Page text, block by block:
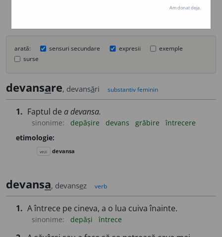
arată: sensuri secundare expresii
exemple
surse
devansare, devansări substantiv feminin
1. Faptul de a devansa.
sinonime: depășire devans grăbire
întrecere
etimologie:
vezi devansa
devansa, devansez verb
1. A întrece pe cineva, a o lua cuiva înainte.
sinonime: depăși întrece
Am donat deja.